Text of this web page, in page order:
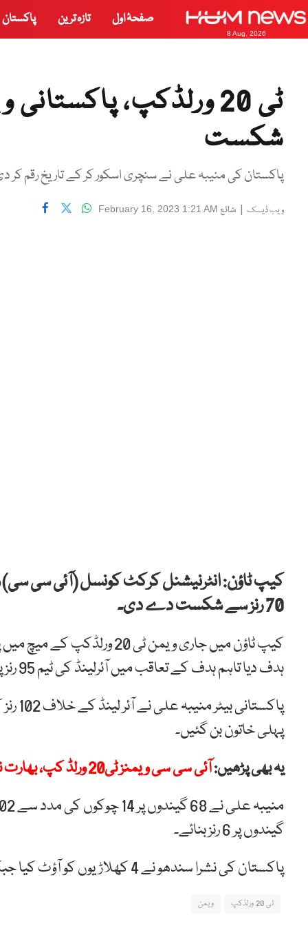
8 Aug, 2026
صفحۂ اول تازہ ترین پاکستان
ٹی 20 ورلڈکپ،
شکست
پاکستان کی منیبہ علی نے سنچری اسکور کر کے تاریخ رقم کر
ویب ڈیسک | شائع February 16, 2023 1:21 AM
70 رنز سے شکست دے دی۔
ہدف دیا تاہم ہدف کے تعاقب میں آئرلینڈ کی ٹیم 95 رنز پر ہی ڈھیر ہوگئی۔
پہلی خاتون بن گئیں۔
یہ بھی پڑھیں:آئی سی سی ویمنز ٹی20 ورلڈ کپ، بھارت نے پاکستان کو سات وکٹوں سے شکست دیدی
گیندوں پر 6 رنز بنائے۔
پاکستان کی نشرا سندھو نے 4 کھلاڑیوں کو آؤٹ کیا جبکہ سعدیہ اقبال اور ندا ڈار نے 2، 2 وکٹیں حاصل کیں۔
ٹی 20 ورلڈکپ ویمن